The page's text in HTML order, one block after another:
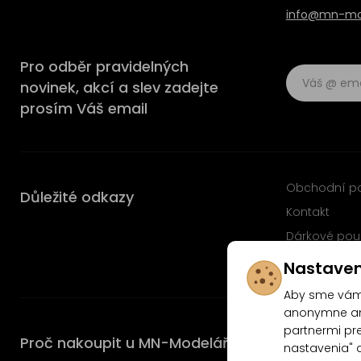
info@mn-
Pro odběr pravidelných
novinek, akcí a slev zadejte
prosím Váš email
Důležité odkazy Obchodní
Kontakt
Dárkové
Časté dotazy
Proč nakoupit u MN-Modelář.cz
Aby sme
anonymne
partnermi
nastavenia"